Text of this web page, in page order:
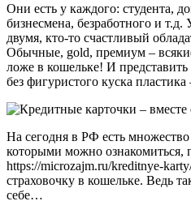
Они есть у каждого: студента,
бизнесмена, безработного и т.д.
двумя, кто-то счастливый
Обычные, gold, премиум –
ложе в кошельке! И
без фигуристого куска
На сегодня в РФ есть
которыми можно ознакомиться,
https://microzajm.ru/kreditnye-
страховочку в кошельке. Ведь
себе…